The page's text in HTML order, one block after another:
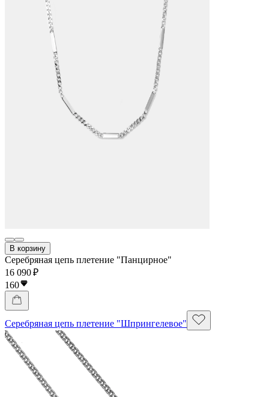
В корзину
Серебряная цепь плетение "Панцирное"
16 090 ₽
160
Серебряная цепь плетение "Шпрингелевое"